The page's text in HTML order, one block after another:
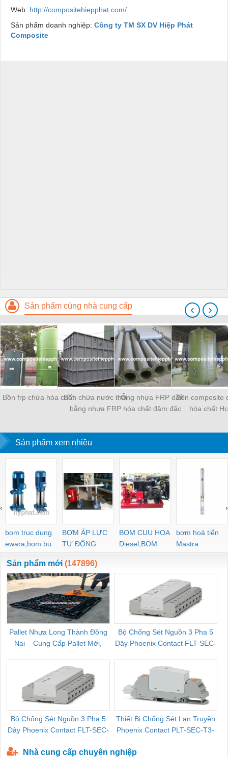
Web: http://compositehiepphat.com/
Sản phẩm doanh nghiệp: Công ty TM SX DV Hiệp Phát
Composite
Sản phẩm cùng nhà cung cấp
Bồn frp chứa hóa chấtBồn chứa nước thải
bằng nhựa FRP
Ống nhựa FRP dẫn
hóa chất đậm đặc
Bồn composite
hóa chất
‹ ›
Sản phẩm xem nhiều
bom truc dung
ewara,bom bu
ewara
BƠM ÁP LỰC
TỰ ĐỘNG
BOM CUU HOA
Diesel,BOM
CHUA CHAY
bơm hoả tiển
Mastra
‹ ›
Sản phẩm mới (147896)
Pallet Nhựa Long Thành Đồng
Nai – Cung Cấp Pallet Mới,
Bộ Chống Sét Nguồn 3 Pha 5
Dây Phoenix Contact FLT-SEC-
Bộ Chống Sét Nguồn 3 Pha 5
Dây Phoenix Contact FLT-SEC-
Thiết Bị Chống Sét Lan Truyền
Phoenix Contact PLT-SEC-T3-
Nhà cung cấp chuyên nghiệp